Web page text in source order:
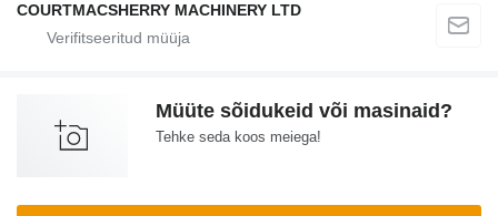
COURTMACSHERRY MACHINERY LTD
Müüte sõidukeid või masinaid?
Tehke seda koos meiega!